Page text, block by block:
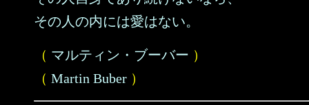
その人の内には愛はない。
（ マルティン・ブーバー ）
（ Martin Buber ）